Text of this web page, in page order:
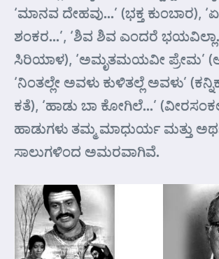
‘ಮಾನವ ದೇಹವು…’ (ಭಕ್ತ
ಶಂಕರ…’, ‘ಶಿವ ಶಿವ ಎಂದರೆ
ಸಿರಿಯಾಳ), ‘ಅಮೃತಮಯವೀ ಪ್ರೇಮ’
‘ನಿಂತಲ್ಲೇ ಅವಳು ಕುಳಿತಲ್ಲೆ ಅವಳು’
ಕತೆ), ‘ಹಾಡು ಬಾ ಕೋಗಿಲೆ…’
ಹಾಡುಗಳು ತಮ್ಮ ಮಾಧುರ್ಯ ಮತ್ತು
ಸಾಲುಗಳಿಂದ ಅಮರವಾಗಿವೆ.